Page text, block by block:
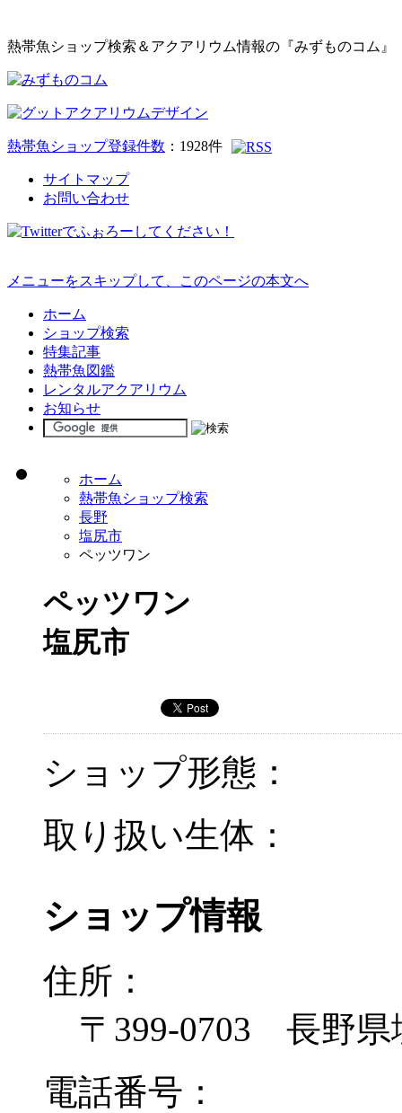
熱帯魚ショップ検索＆アクアリウム情報の『みずものコム』
熱帯魚ショップ登録件数 ： 1928件
サイトマップ
お問い合わせ
メニューをスキップして、このページの本文へ
ホーム
ショップ検索
特集記事
熱帯魚図鑑
レンタルアクアリウム
お知らせ
ホーム
熱帯魚ショップ検索
長野
塩尻市
ペッツワン
ペッツワン
塩尻市
ショップ形態：
取り扱い生体：
ショップ情報
住所：
〒399-0703 長野県
電話番号：